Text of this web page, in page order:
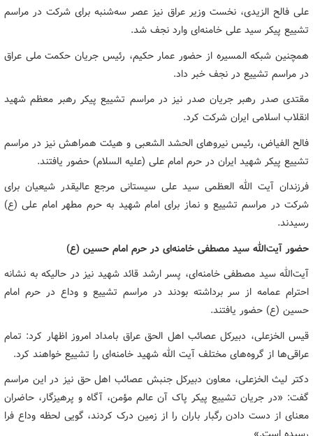
علی فالح الزیدی، نخست وزیر عراق نیز عصر سه‌شنبه برای شرکت در مراسم
تشییع پیکر سید علی خامنه‌ای وارد نجف شد.
همچنین شبکه المسیره از حضور عمار حکیم، رئیس جریان حکمت ملی عراق
در مراسم تشییع در نجف خبر داد.
مقتدی صدر رهبر جریان صدر نیز در مراسم تشییع پیکر رهبر معظم شهید
انقلاب اسلامی ایران شرکت کرد.
فالح الفیاض، رئیس نیروهای الحشد الشعبی و هیئت همراهش نیز در مراسم
تشییع پیکر شهید ایران در حرم امام علی (علیه السلام) حضور یافتند.
فرزندان آیت الله العظمی سید علی سیستانی مرجع عالیقدر شیعیان برای
شرکت در مراسم تشییع و نماز برای امام شهید به حرم مطهر امام علی (ع)
رسیدند.
حضور آیت‌الله سید مصطفی خامنه‌ای در حرم امام حسین (ع)
آیت‌الله سید مصطفی خامنه‌ای، پسر ارشد قائد شهید نیز در حالیکه به نشانه
احترام عمامه از سر برداشته بودند در مراسم تشییع و وداع در حرم امام
حسین (ع) حضور یافتند.
قیس الخزعلی، دبیرکل عصائب اهل الحق عراق بامداد امروز اظهار کرد: تمام
عراقی‌ها از گروه‌های مختلف آیت الله شهید خامنه‌ای را تشییع خواهند کرد.
دکتر لیث الخزعلی، معاون دبیرکل جنبش عصائب اهل حق نیز در این مراسم
گفت: «در جریان تشییع پیکر پاک آن عالم مؤمن، آگاه و پرهیزگار، حاضران
معنای از دست دادن رگبار باران را از زمین درک کردند، گویی لحظه وداع فرا